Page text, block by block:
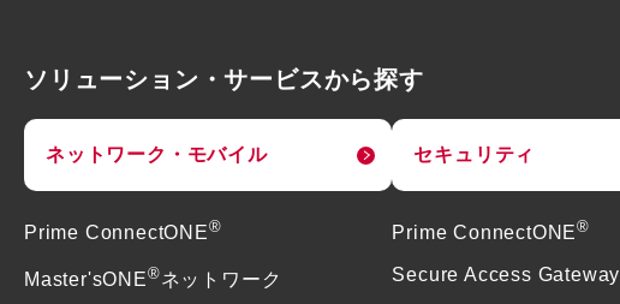
ソリューション・サービスから探す
ネットワーク・モバイル
Prime ConnectONE®
Master'sONE®ネットワーク
セキュリティ
Prime ConnectONE®
Secure Access Gateway